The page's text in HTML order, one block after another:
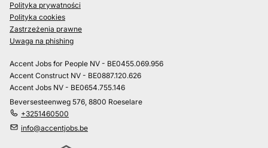
Polityka prywatności
Polityka cookies
Zastrzeżenia prawne
Uwaga na phishing
Accent Jobs for People NV - BE0455.069.956
Accent Construct NV - BE0887.120.626
Accent Jobs NV - BE0654.755.146
Beversesteenweg 576, 8800 Roeselare
+3251460500
info@accentjobs.be